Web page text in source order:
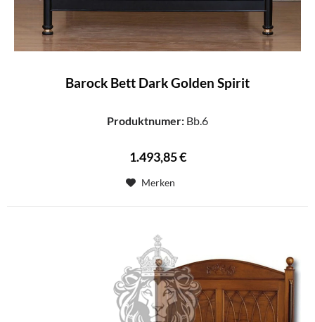
Barock Bett Dark Golden Spirit
Produktnumer: Bb.6
1.493,85 €
Merken